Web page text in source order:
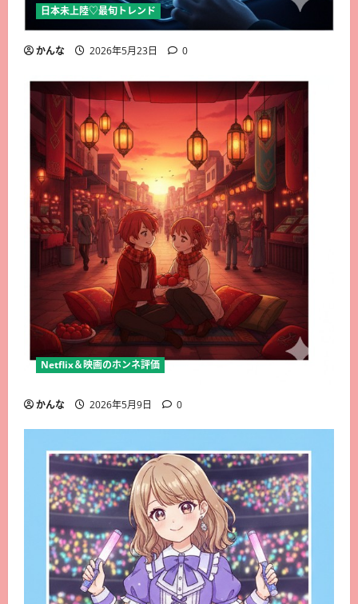
日本未上陸♡最旬トレンド
かんな 2026年5月23日 0
Netflix＆映画のホンネ評価
かんな 2026年5月9日 0